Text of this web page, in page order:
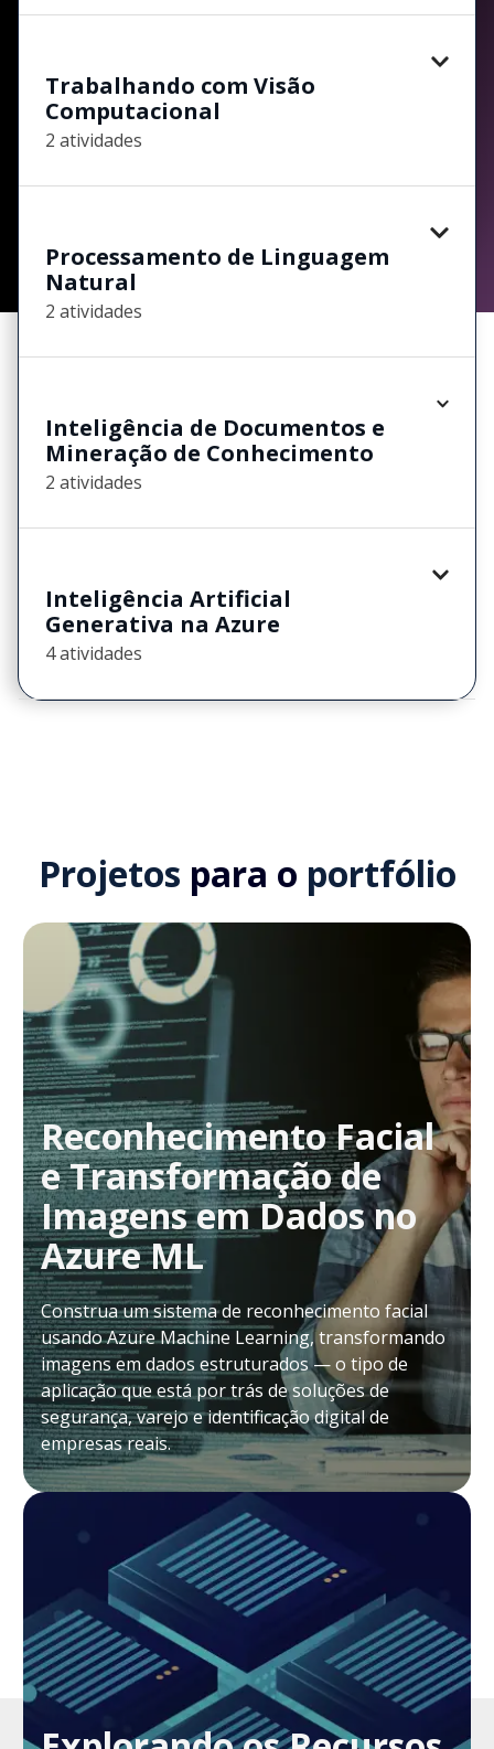
Trabalhando com Visão
Computacional
2 atividades
Processamento de Linguagem
Natural
2 atividades
Inteligência de Documentos e
Mineração de Conhecimento
2 atividades
Inteligência Artificial
Generativa na Azure
4 atividades
Projetos para o portfólio
Reconhecimento Facial
e Transformação de
Imagens em Dados no
Azure ML
Construa um sistema de reconhecimento facial
usando Azure Machine Learning, transformando
imagens em dados estruturados — o tipo de
aplicação que está por trás de soluções de
segurança, varejo e identificação digital de
empresas reais.